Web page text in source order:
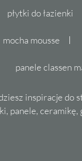
płytki do łazienki
mocha mousse
panele classen
inspiracje do
panele,